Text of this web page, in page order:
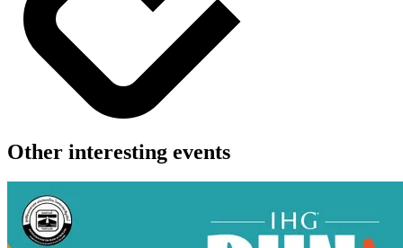
Other interesting events